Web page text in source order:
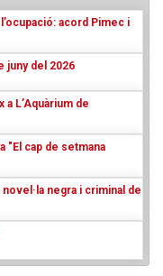
acord Pimec i
juny del 2026
a L’Aquàrium de
"El cap de setmana
negra i criminal de